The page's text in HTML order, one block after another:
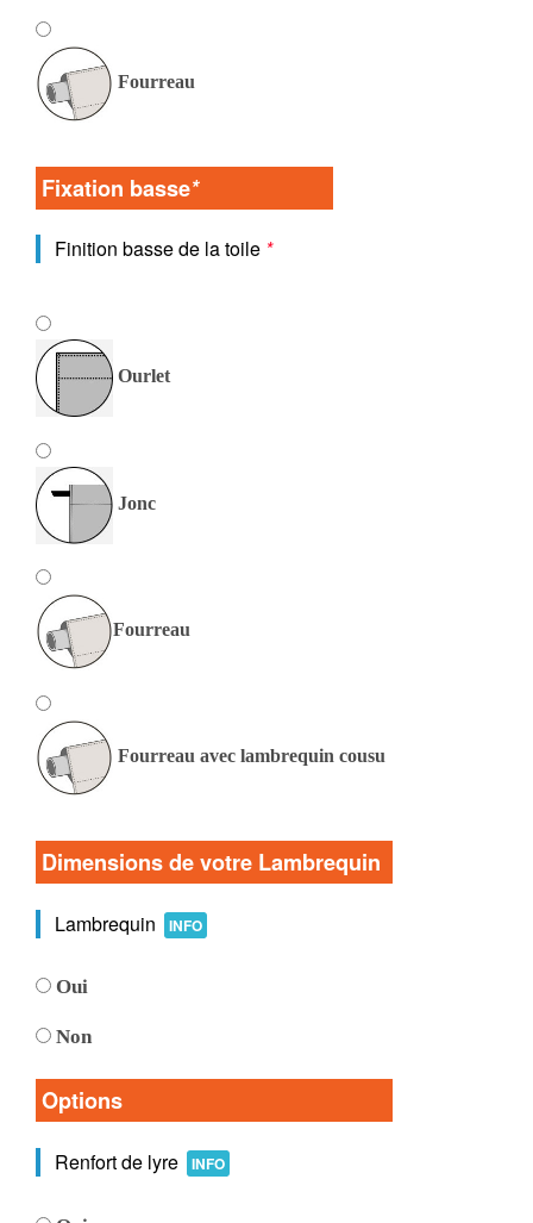
Fourreau
Fixation basse*
Finition basse de la toile *
Ourlet
Jonc
Fourreau
Fourreau avec lambrequin cousu
Dimensions de votre Lambrequin
Lambrequin INFO
Oui
Non
Options
Renfort de lyre INFO